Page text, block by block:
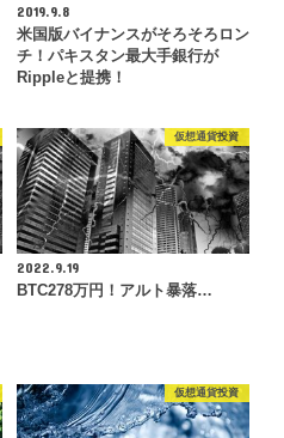
2019.9.8
米国版バイナンスがそろそろロン
チ！パキスタン最大手銀行が
Rippleと提携！
仮想通貨投資
2022.9.19
BTC278万円！アルト暴落…
仮想通貨投資